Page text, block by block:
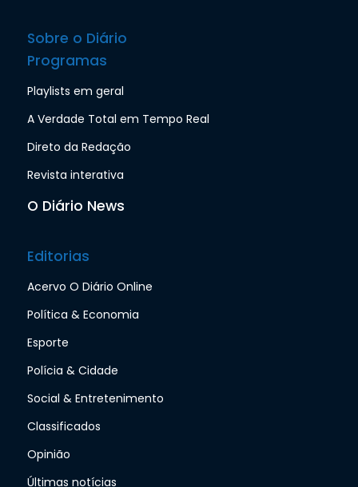
Sobre o Diário
Programas
Playlists em geral
A Verdade Total em Tempo Real
Direto da Redação
Revista interativa
O Diário News
Editorias
Acervo O Diário Online
Política & Economia
Esporte
Polícia & Cidade
Social & Entretenimento
Classificados
Opinião
Últimas notícias